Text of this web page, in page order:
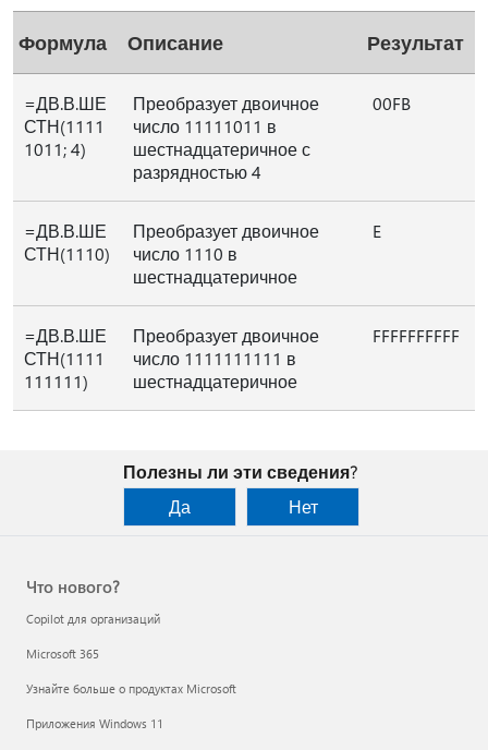
Формула Описание Результат
=ДВ.В.ШЕ
СТН(1111
1011; 4)
Преобразует двоичное
число 11111011 в
шестнадцатеричное с
разрядностью 4
00FB
=ДВ.В.ШЕ
СТН(1110)
Преобразует двоичное
число 1110 в
шестнадцатеричное
E
=ДВ.В.ШЕ
СТН(1111
111111)
Преобразует двоичное
число 1111111111 в
шестнадцатеричное
FFFFFFFFFF
Полезны ли эти сведения?
Да
Нет
Что нового?
Copilot для организаций
Microsoft 365
Узнайте больше о продуктах Microsoft
Приложения Windows 11